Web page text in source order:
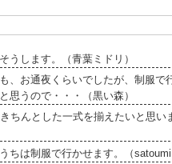
うします。（青葉ミドリ）
、お通夜くらいでしたが、制服で
思うので・・・（黒い森）
ちんとした一式を揃えたいと思い
ちは制服で行かせます。（satoumi